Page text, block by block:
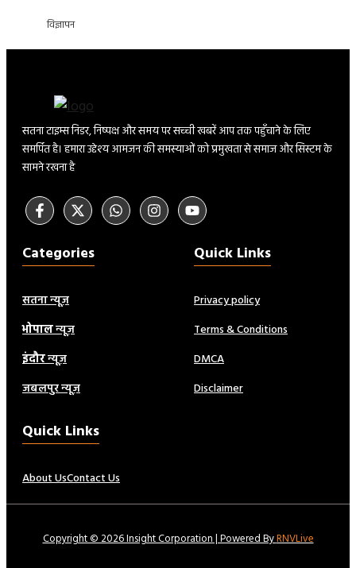
विज्ञापन
सतना टाइम्स निडर, निष्पक्ष और समय पर सच्ची खबरें आप तक पहुँचाने के लिए
समर्पित है। हमारा उद्देश्य आमजन की समस्याओं को प्रमुखता से समाज और सिस्टम के
सामने रखना है
Categories
सतना न्यूज़
भोपालन्यूज़
इंदौरन्यूज़
जबलपुर न्यूज़
Quick Links
Privacy policy
Terms & Conditions
DMCA
Disclaimer
Quick Links
About UsContact Us
Copyright © 2026 Insight Corporation | Powered ByRNVLive